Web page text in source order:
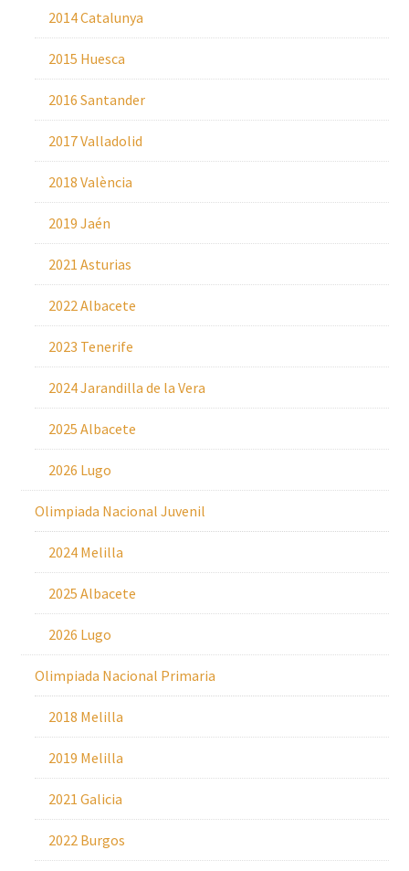
2014 Catalunya
2015 Huesca
2016 Santander
2017 Valladolid
2018 València
2019 Jaén
2021 Asturias
2022 Albacete
2023 Tenerife
2024 Jarandilla de la Vera
2025 Albacete
2026 Lugo
Olimpiada Nacional Juvenil
2024 Melilla
2025 Albacete
2026 Lugo
Olimpiada Nacional Primaria
2018 Melilla
2019 Melilla
2021 Galicia
2022 Burgos